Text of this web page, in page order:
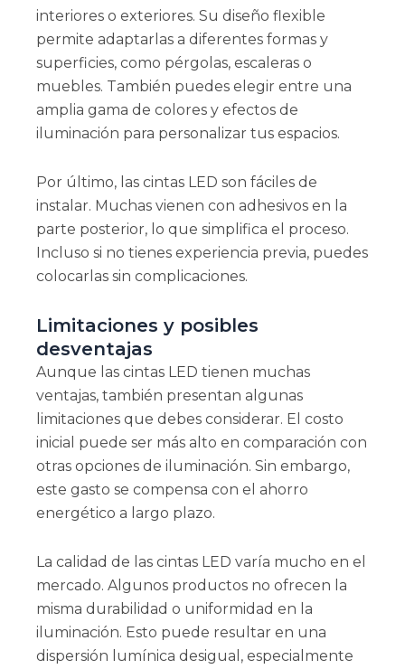
interiores o exteriores. Su diseño flexible
permite adaptarlas a diferentes formas y
superficies, como pérgolas, escaleras o
muebles. También puedes elegir entre una
amplia gama de colores y efectos de
iluminación para personalizar tus espacios.
Por último, las cintas LED son fáciles de
instalar. Muchas vienen con adhesivos en la
parte posterior, lo que simplifica el proceso.
Incluso si no tienes experiencia previa, puedes
colocarlas sin complicaciones.
Limitaciones y posibles
desventajas
Aunque las cintas LED tienen muchas
ventajas, también presentan algunas
limitaciones que debes considerar. El costo
inicial puede ser más alto en comparación con
otras opciones de iluminación. Sin embargo,
este gasto se compensa con el ahorro
energético a largo plazo.
La calidad de las cintas LED varía mucho en el
mercado. Algunos productos no ofrecen la
misma durabilidad o uniformidad en la
iluminación. Esto puede resultar en una
dispersión lumínica desigual, especialmente